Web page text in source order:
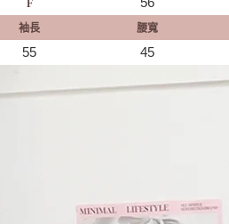
F
袖長
腰寬
55 45